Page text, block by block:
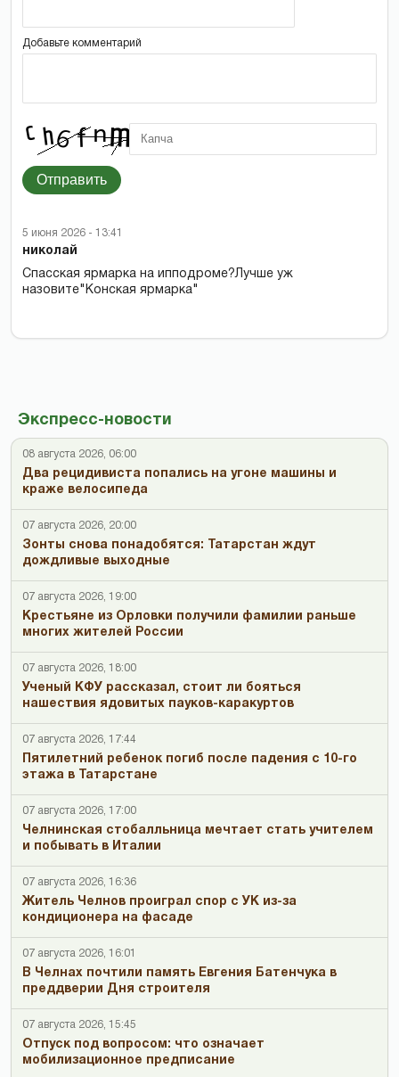
Экспресс-новости
08 августа 2026, 06:00
Два рецидивиста попались на угоне машины и
краже велосипеда
07 августа 2026, 20:00
Зонты снова понадобятся: Татарстан ждут
дождливые выходные
07 августа 2026, 19:00
Крестьяне из Орловки получили фамилии раньше
многих жителей России
07 августа 2026, 18:00
Ученый КФУ рассказал, стоит ли бояться
нашествия ядовитых пауков-каракуртов
07 августа 2026, 17:44
Пятилетний ребенок погиб после падения с 10-го
этажа в Татарстане
07 августа 2026, 17:00
Челнинская стобалльница мечтает стать учителем
и побывать в Италии
07 августа 2026, 16:36
Житель Челнов проиграл спор с УК из-за
кондиционера на фасаде
07 августа 2026, 16:01
В Челнах почтили память Евгения Батенчука в
преддверии Дня строителя
07 августа 2026, 15:45
Отпуск под вопросом: что означает
мобилизационное предписание
Добавьте комментарий
Отправить
5 июня 2026 - 13:41
николай
Спасская ярмарка на ипподроме?Лучше уж
назовите"Конская ярмарка"